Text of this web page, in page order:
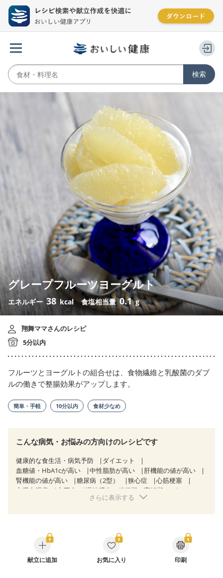
グレープフルーツヨーグルト
エネルギー 38 kcal 食塩相当量 0.1 g
翔舞ママさんのレシピ
5分以内
フルーツとヨーグルトの組合せは、食物繊維と乳酸菌のダブ
ルの働きで整腸効果がアップします。
簡単・手軽 10分以内 食材少なめ
こんな病気・お悩みの方向けのレシピです
健康的な食生活・病気予防
ダイエット
血糖値・HbA1cが高い
中性脂肪が高い
肝機能の値が高い
腎機能の値が高い
糖尿病（2型） 狭心症
心筋梗塞
心臓弁膜症
心不全
慢性膵炎（移行期・寛解期）
慢性便秘症
妊婦健診・血圧が気になる（初期）
妊婦健診・血糖値が気になる（初期）
妊娠高血圧(中期)
妊娠糖尿病(初期)
産後（母乳）
産後（混合栄養）
さらに表示する
献立に追加 お気に入り 印刷